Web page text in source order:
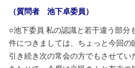
（質問者 池下卓委員）
○池下委員 私の認識と若干違う部分
件につきましては、ちょっと今回の
引き続き次の常会の方でもさせてい